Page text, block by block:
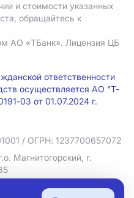
и стоимости указанных
обращайтесь к
АO «ТБанк». Лицензия ЦБ
ответственности
осуществляется АО "Т-
03 от 01.07.2024 г.
/ ОГРН: 1237700657072
Магнитогорский, г.
персональных данных